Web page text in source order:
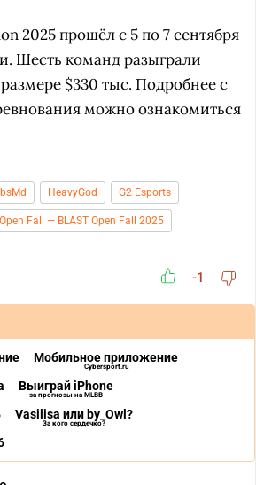
2025 прошёл с 5 по 7 сентября
Шесть команд разыграли
$330 тыс. Подробнее с
можно ознакомиться
HeavyGod G2 Esports
Open Fall — BLAST Open Fall 2025
-1
Мобильное приложение
Cybersport.ru
Выиграй iPhone
за прогнозы на MLBB
Vasilisa или by_Owl?
За кого сердечко?